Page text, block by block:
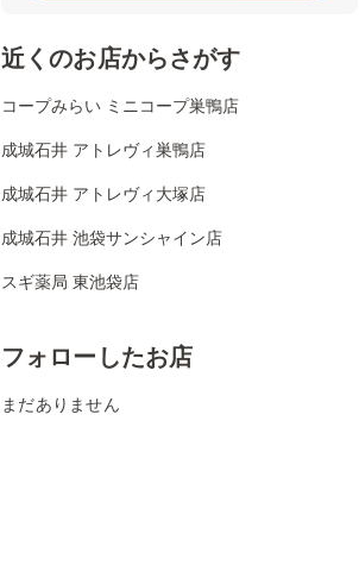
近くのお店からさがす
コープみらい ミニコープ巣鴨店
成城石井 アトレヴィ巣鴨店
成城石井 アトレヴィ大塚店
成城石井 池袋サンシャイン店
スギ薬局 東池袋店
フォローしたお店
まだありません